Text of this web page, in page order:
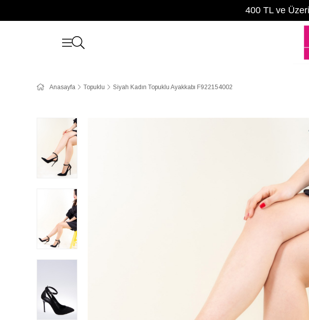
400 TL ve
Anasayfa Topuklu Siyah Kadın Topuklu Ayakkabı F922154002